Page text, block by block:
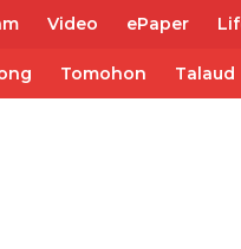
Video ePaper
Tomohon Talaud